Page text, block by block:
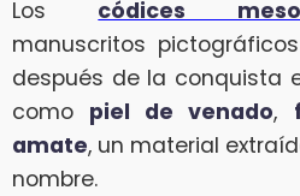
Los códices
manuscritos
después de la conquista
como piel de venado,
amate, un material
nombre.